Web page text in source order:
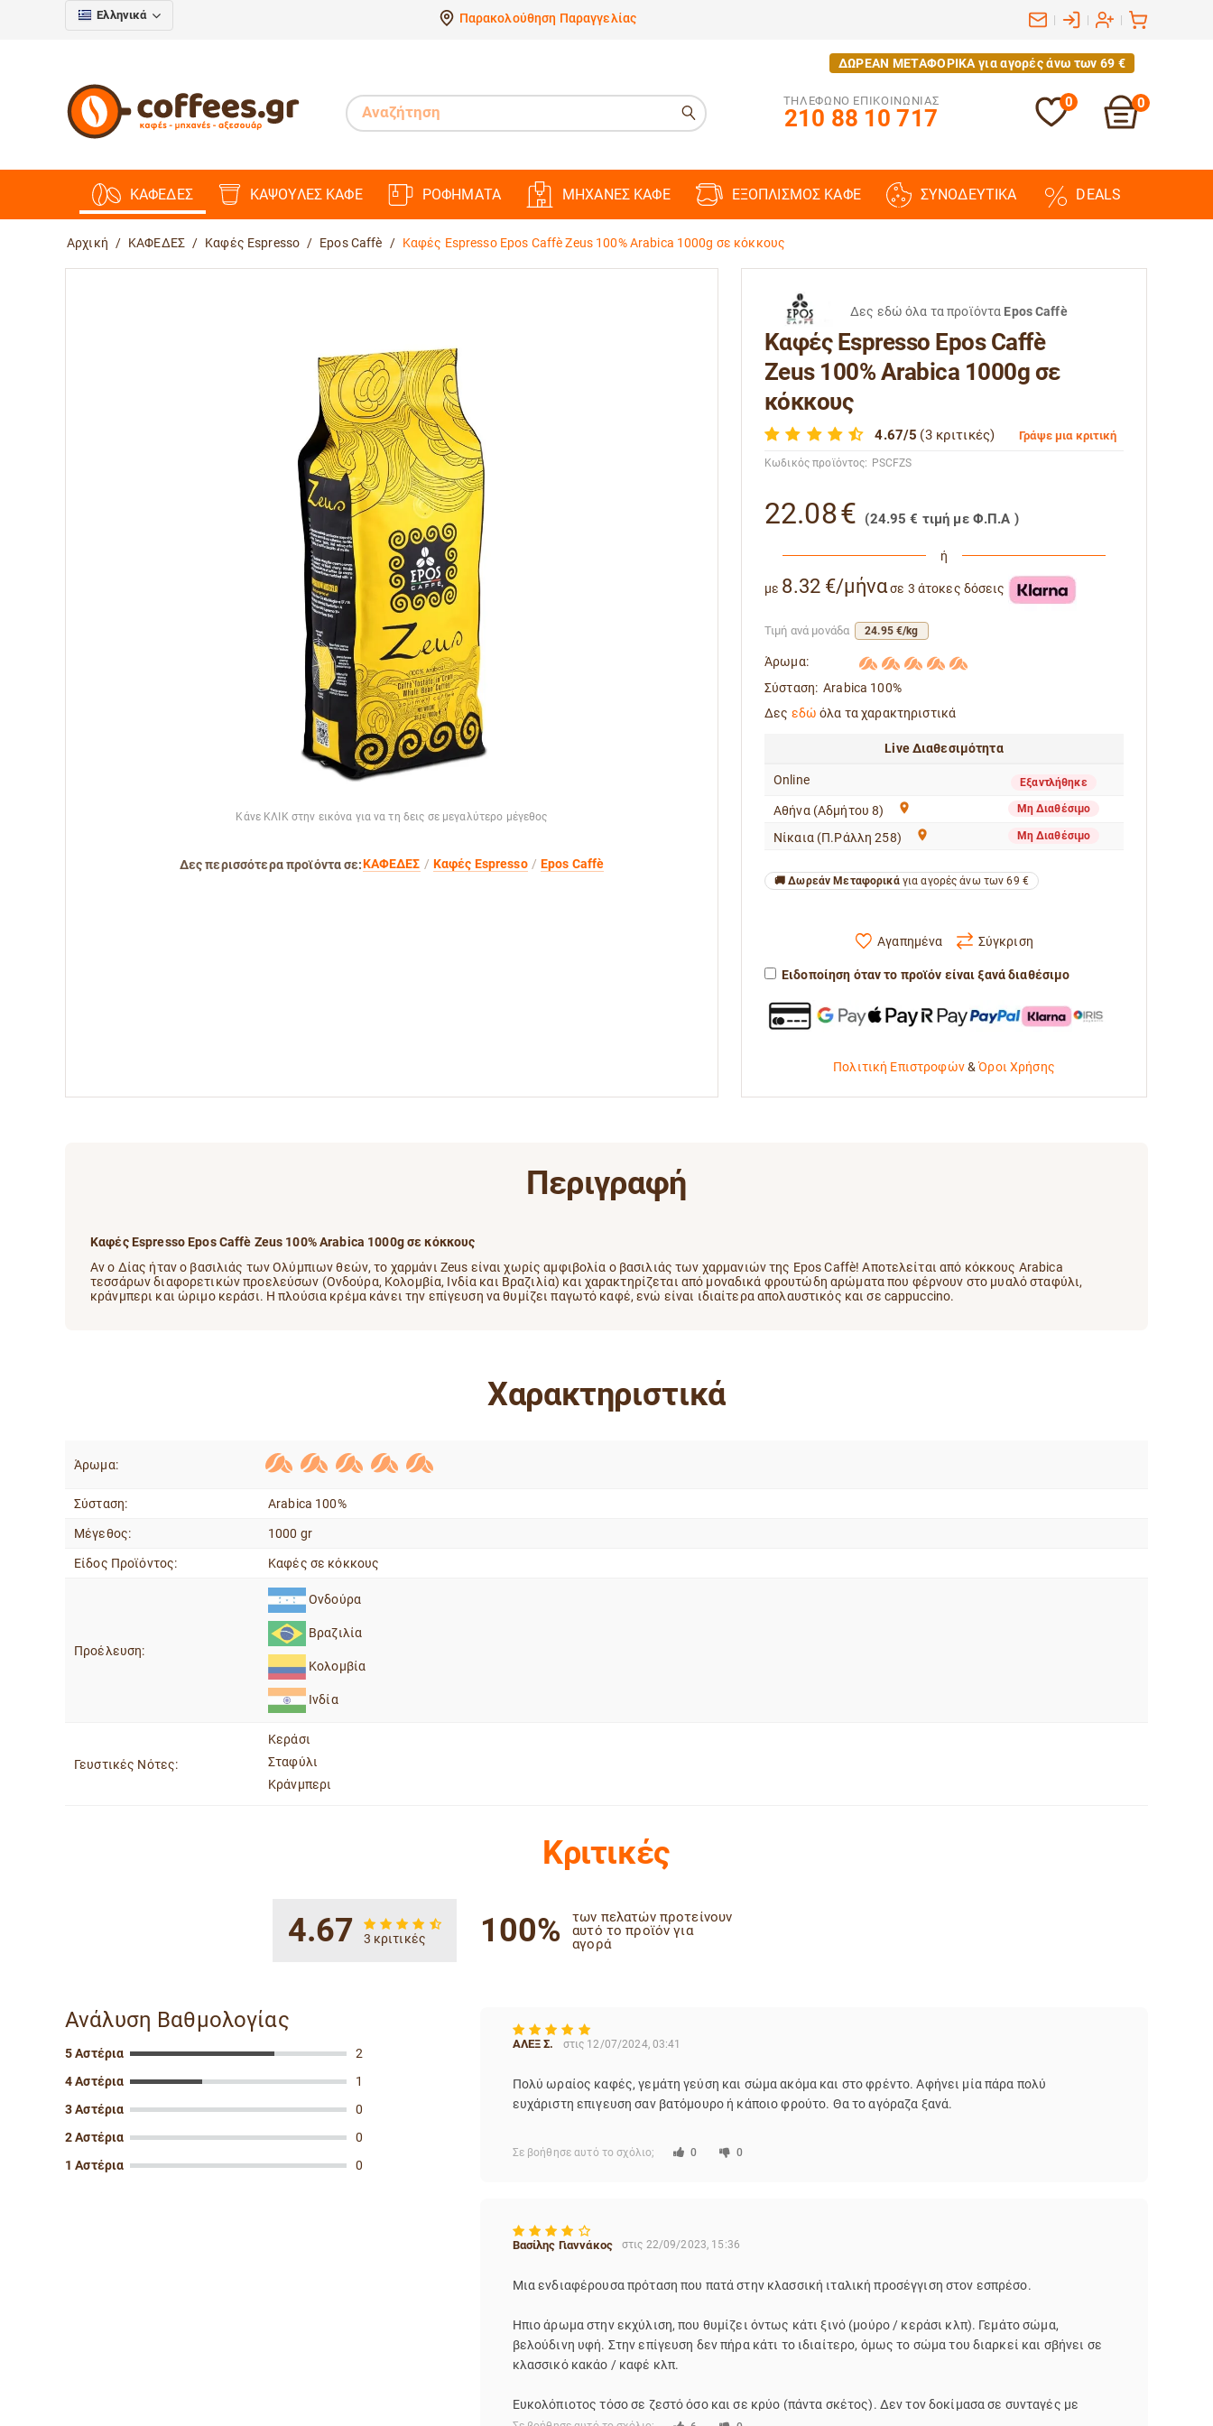
Ελληνικά Παρακολούθηση Παραγγελίας
ΔΩΡΕΑΝ ΜΕΤΑΦΟΡΙΚΑ για αγορές άνω των 69 €
ΤΗΛΕΦΩΝΟ ΕΠΙΚΟΙΝΩΝΙΑΣ
210 88 10 717
0 0
ΚΑΦΕΔΕΣ ΚΑΨΟΥΛΕΣ ΚΑΦΕ ΡΟΦΗΜΑΤΑ ΜΗΧΑΝΕΣ ΚΑΦΕ ΕΞΟΠΛΙΣΜΟΣ ΚΑΦΕ ΣΥΝΟΔΕΥΤΙΚΑ DEALS
Αρχική / ΚΑΦΕΔΕΣ / Καφές Espresso / Epos Caffè / Καφές Espresso Epos Caffè Zeus 100% Arabica 1000g σε κόκκους
Κάνε ΚΛΙΚ στην εικόνα για να τη δεις σε μεγαλύτερο μέγεθος
Δες περισσότερα προϊόντα σε:ΚΑΦΕΔΕΣ Καφές Espresso Epos Caffè
Δες εδώ όλα τα προϊόντα Epos Caffè
Καφές Espresso Epos Caffè
Zeus 100% Arabica 1000g σε
κόκκους
4.67/5 (3 κριτικές) Γράψε μια κριτική
Κωδικός προϊόντος: PSCFZS
22.08€ (24.95 € τιμή με Φ.Π.Α )
ή
με 8.32 €/μήνασε 3 άτοκες δόσεις
Τιμή ανά μονάδα 24.95 €/kg
Άρωμα:
Σύσταση: Arabica 100%
Δες εδώ όλα τα χαρακτηριστικά
Live Διαθεσιμότητα
Online Εξαντλήθηκε
Αθήνα (Αδμήτου 8) Μη Διαθέσιμο
Νίκαια (Π.Ράλλη 258) Μη Διαθέσιμο
Δωρεάν Μεταφορικά για αγορές άνω των 69 €
Αγαπημένα Σύγκριση
Ειδοποίηση όταν το προϊόν είναι ξανά διαθέσιμο
Πολιτική Επιστροφών&Όροι Χρήσης
Περιγραφή
Καφές Espresso Epos Caffè Zeus 100% Arabica 1000g σε κόκκους
Αν ο Δίας ήταν ο βασιλιάς των Ολύμπιων θεών, το χαρμάνι Zeus είναι χωρίς αμφιβολία ο βασιλιάς των χαρμανιών της Epos Caffè! Αποτελείται από κόκκους Arabica
τεσσάρων διαφορετικών προελεύσων (Ονδούρα, Κολομβία, Ινδία και Βραζιλία) και χαρακτηρίζεται από μοναδικά φρουτώδη αρώματα που φέρνουν στο μυαλό σταφύλι,
κράνμπερι και ώριμο κεράσι. Η πλούσια κρέμα κάνει την επίγευση να θυμίζει παγωτό καφέ, ενώ είναι ιδιαίτερα απολαυστικός και σε cappuccino.
Χαρακτηριστικά
Άρωμα:
Σύσταση: Arabica 100%
Μέγεθος: 1000 gr
Είδος Προϊόντος: Καφές σε κόκκους
Προέλευση:
Ονδούρα
Βραζιλία
Κολομβία
Ινδία
Γευστικές Νότες:
Κεράσι
Σταφύλι
Κράνμπερι
Κριτικές
4.67 3 κριτικές 100%
των πελατών προτείνουν
αυτό το προϊόν για
αγορά
Ανάλυση Βαθμολογίας
5 Αστέρια
2
4 Αστέρια
1
3 Αστέρια
0
2 Αστέρια
0
1 Αστέρια
0
ΑΛΕΞ Σ. στις 12/07/2024, 03:41
Πολύ ωραίος καφές, γεμάτη γεύση και σώμα ακόμα και στο φρέντο. Αφήνει μία πάρα πολύ
ευχάριστη επιγευση σαν βατόμουρο ή κάποιο φρούτο. Θα το αγόραζα ξανά.
Σε βοήθησε αυτό το σχόλιο; 0 0
Βασίλης Γιαννάκος στις 22/09/2023, 15:36
Μια ενδιαφέρουσα πρόταση που πατά στην κλασσική ιταλική προσέγγιση στον εσπρέσο.
Ηπιο άρωμα στην εκχύλιση, που θυμίζει όντως κάτι ξινό (μούρο / κεράσι κλπ). Γεμάτο σώμα,
βελούδινη υφή. Στην επίγευση δεν πήρα κάτι το ιδιαίτερο, όμως το σώμα του διαρκεί και σβήνει σε
κλασσικό κακάο / καφέ κλπ.
Ευκολόπιοτος τόσο σε ζεστό όσο και σε κρύο (πάντα σκέτος). Δεν τον δοκίμασα σε συνταγές με